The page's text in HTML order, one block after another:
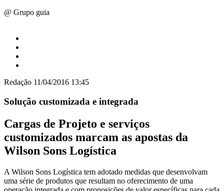
@ Grupo guia
Redação 11/04/2016 13:45
Solução customizada e integrada
Cargas de Projeto e serviços
customizados marcam as apostas da
Wilson Sons Logística
A Wilson Sons Logística tem adotado medidas que desenvolvam
uma série de produtos que resultam no oferecimento de uma